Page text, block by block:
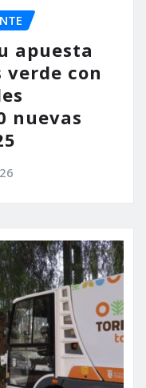
apuesta
con
nuevas